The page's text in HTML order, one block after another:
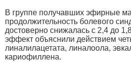
В группе получавших эфирные
продолжительность болевого
достоверно снижалась с 2,4 до
эффект объяснили действием
линалилацетата, линалоола,
кариофиллена.